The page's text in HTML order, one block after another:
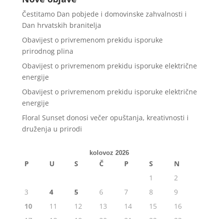
Čestitamo Dan pobjede i domovinske zahvalnosti i
Dan hrvatskih branitelja
Obavijest o privremenom prekidu isporuke
prirodnog plina
Obavijest o privremenom prekidu isporuke električne
energije
Obavijest o privremenom prekidu isporuke električne
energije
Floral Sunset donosi večer opuštanja, kreativnosti i
druženja u prirodi
kolovoz 2026
P U S Č P S
N
1
2
3
4 5 6 7 8
9
10
11 12 13 14 15
16